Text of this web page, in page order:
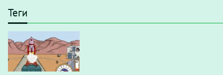
Теги